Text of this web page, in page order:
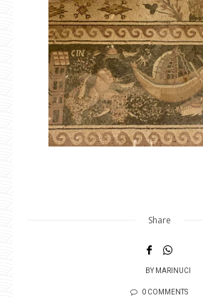
Share
BYMARINUCI
0 COMMENTS